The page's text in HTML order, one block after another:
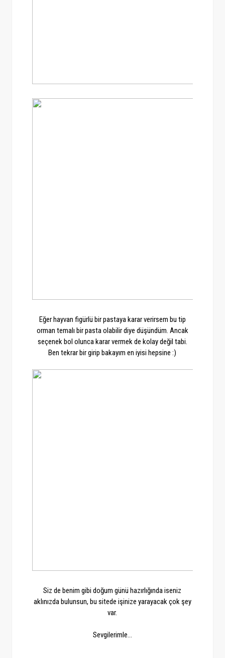
Eğer hayvan figürlü bir pastaya karar verirsem bu tip
orman temalı bir pasta olabilir diye düşündüm. Ancak
seçenek bol olunca karar vermek de kolay değil tabi.
Ben tekrar bir girip bakayım en iyisi hepsine :)
Siz de benim gibi doğum günü hazırlığında iseniz
aklınızda bulunsun, bu sitede işinize yarayacak çok şey
var.
Sevgilerimle...